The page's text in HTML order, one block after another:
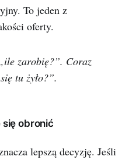
To jeden z
oferty.
zarobię?”. Coraz
tu żyło?”.
obronić
lepszą decyzję. Jeśli